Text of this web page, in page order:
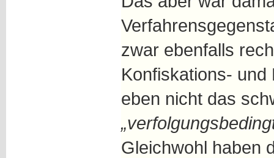
zwar ebenfalls
Konfiskations-
eben nicht das
Gleichwohl haben